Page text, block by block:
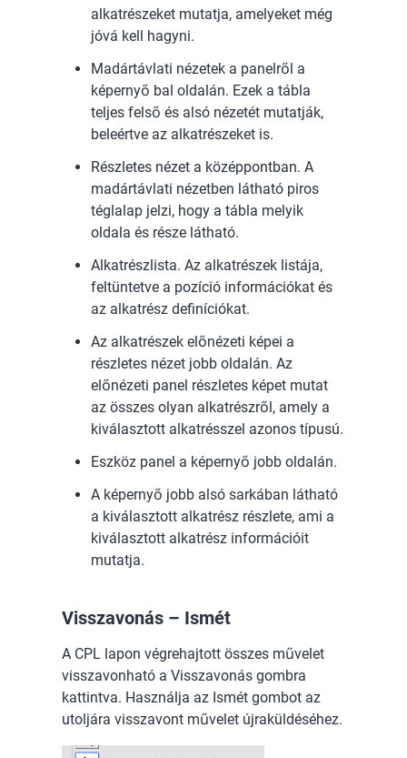
alkatrészeket mutatja, amelyeket még
jóvá kell hagyni.
Madártávlati nézetek a panelről a
képernyő bal oldalán. Ezek a tábla
teljes felső és alsó nézetét mutatják,
beleértve az alkatrészeket is.
Részletes nézet a középpontban. A
madártávlati nézetben látható piros
téglalap jelzi, hogy a tábla melyik
oldala és része látható.
Alkatrészlista. Az alkatrészek listája,
feltüntetve a pozíció információkat és
az alkatrész definíciókat.
Az alkatrészek előnézeti képei a
részletes nézet jobb oldalán. Az
előnézeti panel részletes képet mutat
az összes olyan alkatrészről, amely a
kiválasztott alkatrésszel azonos típusú.
Eszköz panel a képernyő jobb oldalán.
A képernyő jobb alsó sarkában látható
a kiválasztott alkatrész részlete, ami a
kiválasztott alkatrész információit
mutatja.
Visszavonás – Ismét
A CPL lapon végrehajtott összes művelet
visszavonható a Visszavonás gombra
kattintva. Használja az Ismét gombot az
utoljára visszavont művelet újraküldéséhez.